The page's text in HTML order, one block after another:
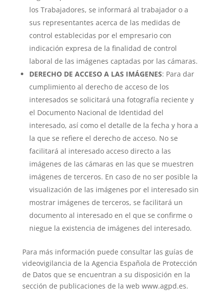
los Trabajadores, se informará al trabajador o a
sus representantes acerca de las medidas de
control establecidas por el empresario con
indicación expresa de la finalidad de control
laboral de las imágenes captadas por las cámaras.
DERECHO DE ACCESO A LAS IMÁGENES: Para dar
cumplimiento al derecho de acceso de los
interesados se solicitará una fotografía reciente y
el Documento Nacional de Identidad del
interesado, así como el detalle de la fecha y hora a
la que se refiere el derecho de acceso. No se
facilitará al interesado acceso directo a las
imágenes de las cámaras en las que se muestren
imágenes de terceros. En caso de no ser posible la
visualización de las imágenes por el interesado sin
mostrar imágenes de terceros, se facilitará un
documento al interesado en el que se confirme o
niegue la existencia de imágenes del interesado.
Para más información puede consultar las guías de
videovigilancia de la Agencia Española de Protección
de Datos que se encuentran a su disposición en la
sección de publicaciones de la web www.agpd.es.